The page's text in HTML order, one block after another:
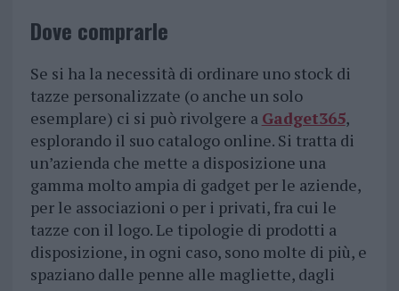
Dove comprarle
Se si ha la necessità di ordinare uno stock di
tazze personalizzate (o anche un solo
esemplare) ci si può rivolgere a Gadget365,
esplorando il suo catalogo online. Si tratta di
un’azienda che mette a disposizione una
gamma molto ampia di gadget per le aziende,
per le associazioni o per i privati, fra cui le
tazze con il logo. Le tipologie di prodotti a
disposizione, in ogni caso, sono molte di più, e
spaziano dalle penne alle magliette, dagli